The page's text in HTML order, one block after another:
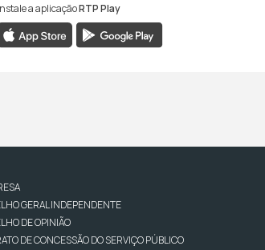
Madeira
RTP Madeira
a aplicaçãoRTP Play
GERAL INDEPENDENTE
DE OPINIÃO
DE CONCESSÃO DO SERVIÇO PÚBLICO